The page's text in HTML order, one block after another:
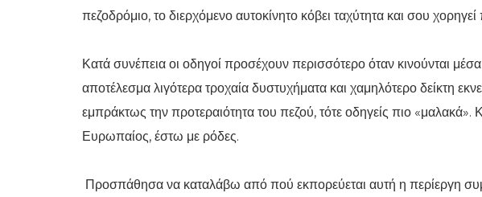
πεζοδρόμιο, το διερχόμενο αυτοκίνητο κόβει ταχύτητα και σου χορηγεί
Κατά συνέπεια οι οδηγοί προσέχουν περισσότερο όταν κινούνται
αποτέλεσμα λιγότερα τροχαία δυστυχήματα και χαμηλότερο δείκτη
εμπράκτως την προτεραιότητα του πεζού, τότε οδηγείς πιο «μαλακά».
Ευρωπαίος, έστω με ρόδες.
Προσπάθησα να καταλάβω από πού εκπορεύεται αυτή η περίεργη